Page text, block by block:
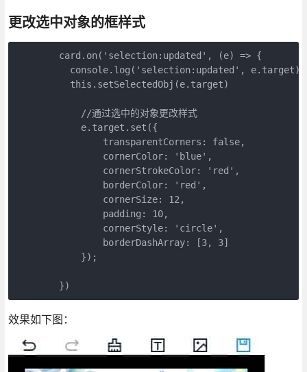
更改选中对象的框样式
        card.on('selection:updated', (e) => {
          console.log('selection:updated', e.target)
          this.setSelectedObj(e.target)
            //通过选中的对象更改样式
            e.target.set({
                transparentCorners: false,
                cornerColor: 'blue',
                cornerStrokeColor: 'red',
                borderColor: 'red',
                cornerSize: 12,
                padding: 10,
                cornerStyle: 'circle',
                borderDashArray: [3, 3]
            });
        })
效果如下图：